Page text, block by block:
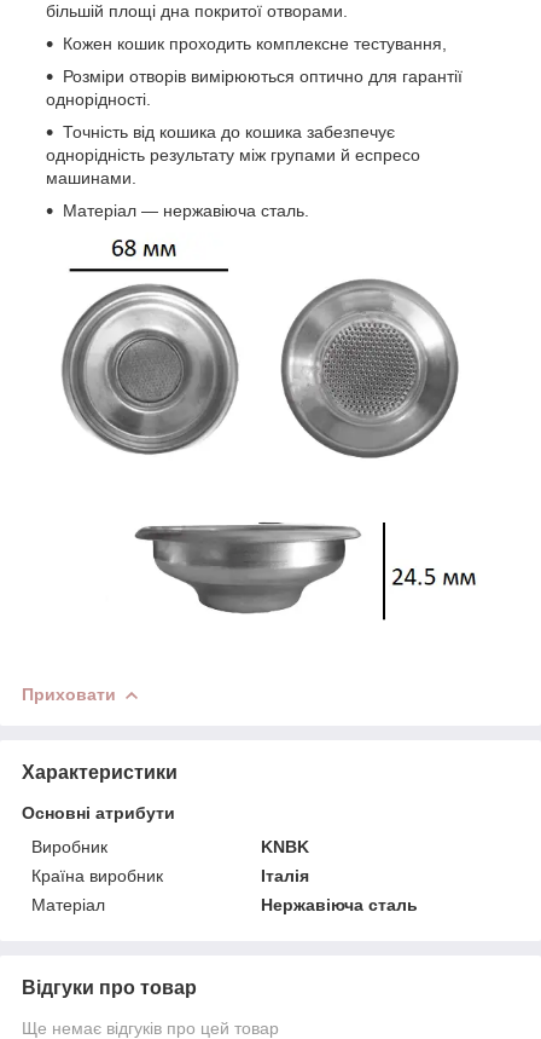
більшій площі дна покритої отворами.
Кожен кошик проходить комплексне тестування,
Розміри отворів вимірюються оптично для гарантії
однорідності.
Точність від кошика до кошика забезпечує
однорідність результату між групами й еспресо
машинами.
Матеріал — нержавіюча сталь.
Приховати
Характеристики
Основні атрибути
Виробник
KNBK
Країна виробник
Італія
Матеріал
Нержавіюча сталь
Відгуки про товар
Ще немає відгуків про цей товар